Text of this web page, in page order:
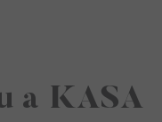
a KASA